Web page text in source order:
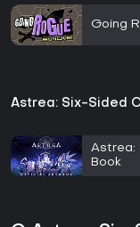
Going
Astrea: Six-Sided
Astrea:
Book